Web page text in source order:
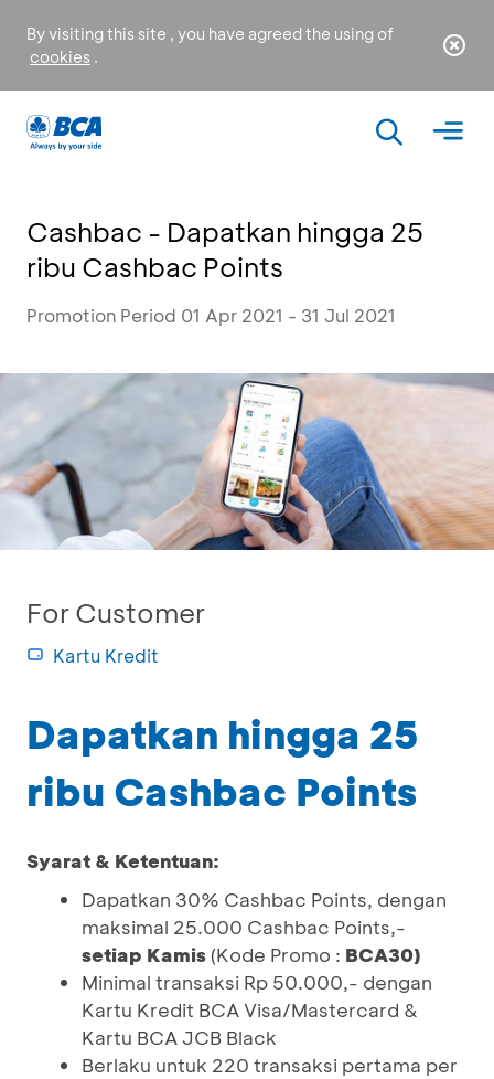
By visiting this site , you have agreed the using of
cookies .
Cashbac - Dapatkan hingga 25
ribu Cashbac Points
Promotion Period 01 Apr 2021 - 31 Jul 2021
For Customer
Kartu Kredit
Dapatkan hingga 25
ribu Cashbac Points
Syarat & Ketentuan:
Dapatkan 30% Cashbac Points, dengan
maksimal 25.000 Cashbac Points,-
setiap Kamis(Kode Promo : BCA30)
Minimal transaksi Rp 50.000,- dengan
Kartu Kredit BCA Visa/Mastercard &
Kartu BCA JCB Black
Berlaku untuk 220 transaksi pertama per